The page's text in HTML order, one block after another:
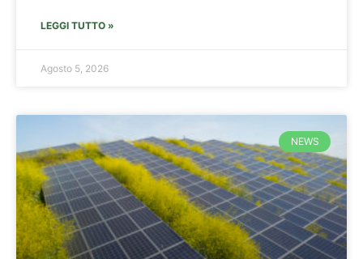
LEGGI TUTTO »
Agosto 5, 2026
NEWS